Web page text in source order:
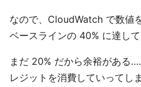
なので、CloudWatch で数値
ベースラインの 40% に達し
まだ 20% だから余裕がある
レジットを消費していってし